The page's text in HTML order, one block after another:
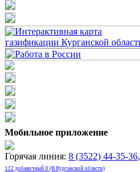
Мобильное приложение
Горячая линия: 8 (3522) 44-35-36,
122 добавочный 0 (В Курганской области)